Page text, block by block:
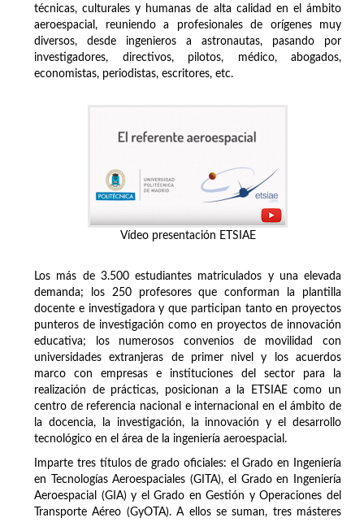
técnicas, culturales y humanas de alta calidad en el ámbito
aeroespacial, reuniendo a profesionales de orígenes muy
diversos, desde ingenieros a astronautas, pasando por
investigadores, directivos, pilotos, médico, abogados,
economistas, periodistas, escritores, etc.
Vídeo presentación ETSIAE
Los más de 3.500 estudiantes matriculados y una elevada
demanda; los 250 profesores que conforman la plantilla
docente e investigadora y que participan tanto en proyectos
punteros de investigación como en proyectos de innovación
educativa; los numerosos convenios de movilidad con
universidades extranjeras de primer nivel y los acuerdos
marco con empresas e instituciones del sector para la
realización de prácticas, posicionan a la ETSIAE como un
centro de referencia nacional e internacional en el ámbito de
la docencia, la investigación, la innovación y el desarrollo
tecnológico en el área de la ingeniería aeroespacial.
Imparte tres títulos de grado oficiales: el Grado en Ingeniería
en Tecnologías Aeroespaciales (GITA), el Grado en Ingeniería
Aeroespacial (GIA) y el Grado en Gestión y Operaciones del
Transporte Aéreo (GyOTA). A ellos se suman, tres másteres